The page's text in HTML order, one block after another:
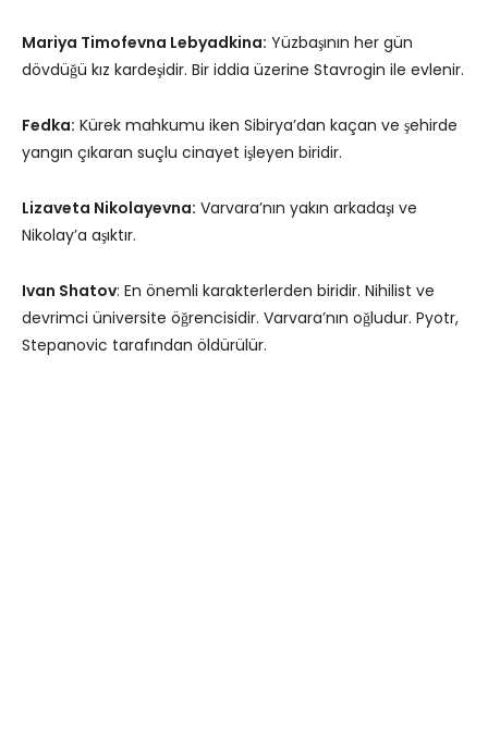
Mariya Timofevna Lebyadkina: Yüzbaşının her gün
dövdüğü kız kardeşidir. Bir iddia üzerine Stavrogin ile evlenir.
Fedka: Kürek mahkumu iken Sibirya’dan kaçan ve şehirde
yangın çıkaran suçlu cinayet işleyen biridir.
Lizaveta Nikolayevna: Varvara’nın yakın arkadaşı ve
Nikolay’a aşıktır.
Ivan Shatov: En önemli karakterlerden biridir. Nihilist ve
devrimci üniversite öğrencisidir. Varvara’nın oğludur. Pyotr,
Stepanovic tarafından öldürülür.